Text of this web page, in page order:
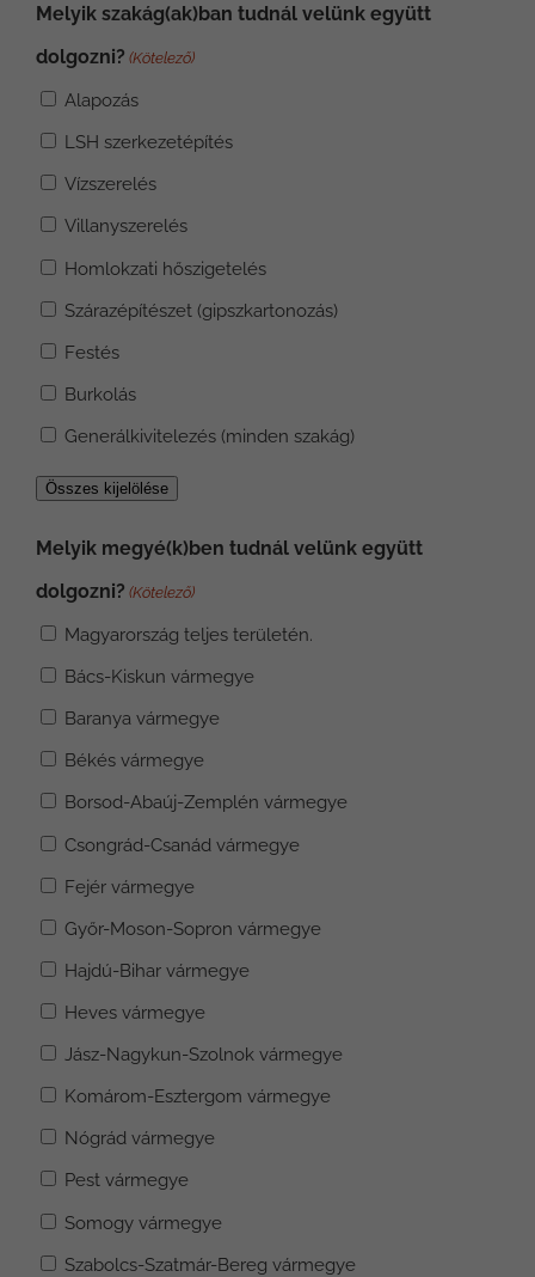
Melyik szakág(ak)ban tudnál velünk együtt
dolgozni? (Kötelező)
Alapozás
LSH szerkezetépítés
Vízszerelés
Villanyszerelés
Homlokzati hőszigetelés
Szárazépítészet (gipszkartonozás)
Festés
Burkolás
Generálkivitelezés (minden szakág)
Összes kijelölése
Melyik megyé(k)ben tudnál velünk együtt
dolgozni? (Kötelező)
Magyarország teljes területén.
Bács-Kiskun vármegye
Baranya vármegye
Békés vármegye
Borsod-Abaúj-Zemplén vármegye
Csongrád-Csanád vármegye
Fejér vármegye
Győr-Moson-Sopron vármegye
Hajdú-Bihar vármegye
Heves vármegye
Jász-Nagykun-Szolnok vármegye
Komárom-Esztergom vármegye
Nógrád vármegye
Pest vármegye
Somogy vármegye
Szabolcs-Szatmár-Bereg vármegye